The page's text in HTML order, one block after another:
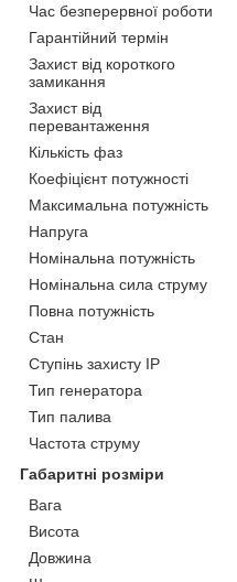
Час безперервної роботи
Гарантійний термін
Захист від короткого
замикання
Захист від
перевантаження
Кількість фаз
Коефіцієнт потужності
Максимальна потужність
Напруга
Номінальна потужність
Номінальна сила струму
Повна потужність
Стан
Ступінь захисту IP
Тип генератора
Тип палива
Частота струму
Габаритні розміри
Вага
Висота
Довжина